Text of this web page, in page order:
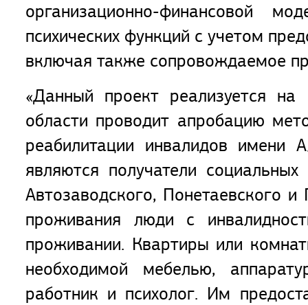
организационно-финансовой
психических функций с учетом
включая также сопровождаемое
«Данный проект реализуется
области проводит апробацию
реабилитации инвалидов имени
являются получатели
Автозаводского, Понетаевского
проживания люди с
проживании. Квартиры или
необходимой мебелью,
работник и психолог. Им